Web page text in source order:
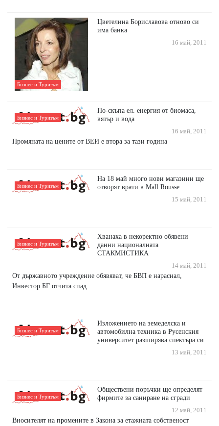
Бизнес и Туризъм
Цветелина Бориславова отново си
има банка
16 май, 2011
Бизнес и Туризъм
По-скъпа ел. енергия от биомаса,
вятър и вода
16 май, 2011
Промяната на цените от ВЕИ е втора за тази година
Бизнес и Туризъм
На 18 май много нови магазини ще
отворят врати в Mall Rousse
15 май, 2011
Бизнес и Туризъм
Хванаха в некоректно обявени
данни националната
СТАКМИСТИКА
14 май, 2011
От държавното учреждение обявяват, че БВП е нараснал,
Инвестор БГ отчита спад
Бизнес и Туризъм
Изложението на земеделска и
автомобилна техника в Русенския
университет разширява спектъра си
13 май, 2011
Бизнес и Туризъм
Обществени поръчки ще определят
фирмите за саниране на сгради
12 май, 2011
Вносителят на промените в Закона за етажната собственост